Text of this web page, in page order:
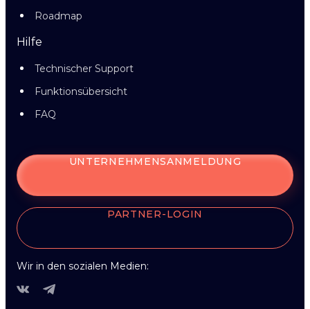
Roadmap
Hilfe
Technischer Support
Funktionsübersicht
FAQ
UNTERNEHMENSANMELDUNG
PARTNER-LOGIN
Wir in den sozialen Medien: